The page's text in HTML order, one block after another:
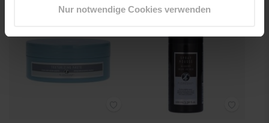
Nur notwendige Cookies verwenden